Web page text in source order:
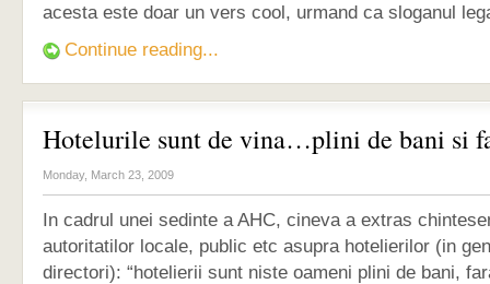
acesta este doar un vers cool, urmand ca sloganul
Continue reading...
Hotelurile sunt de vina…plini de bani si
Monday, March 23, 2009
In cadrul unei sedinte a AHC, cineva a extras
autoritatilor locale, public etc asupra hotelierilor (in
directori): “hotelierii sunt niste oameni plini de bani,